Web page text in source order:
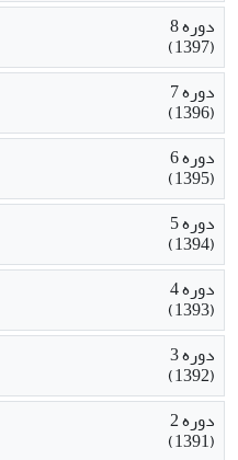
دوره 8
(1397)
دوره 7
(1396)
دوره 6
(1395)
دوره 5
(1394)
دوره 4
(1393)
دوره 3
(1392)
دوره 2
(1391)